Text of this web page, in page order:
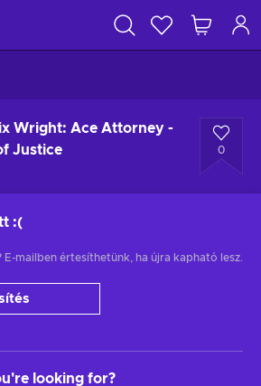
Wright: Ace Attorney -
Justice
0
:(
mailben értesíthetünk, ha újra kapható lesz.
looking for?